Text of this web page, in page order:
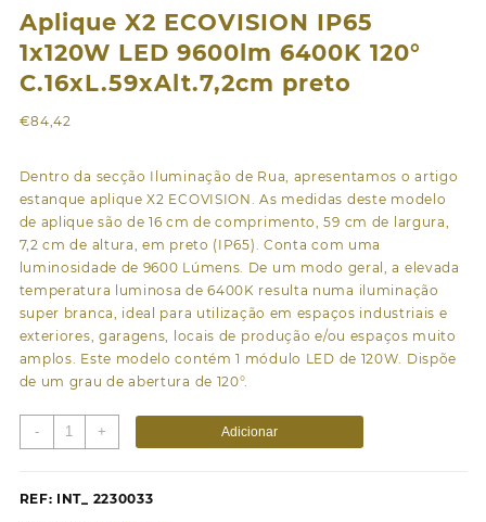
Aplique X2 ECOVISION IP65
1x120W LED 9600lm 6400K 120°
C.16xL.59xAlt.7,2cm preto
€84,42
Dentro da secção Iluminação de Rua, apresentamos o artigo
estanque aplique X2 ECOVISION. As medidas deste modelo
de aplique são de 16 cm de comprimento, 59 cm de largura,
7,2 cm de altura, em preto (IP65). Conta com uma
luminosidade de 9600 Lúmens. De um modo geral, a elevada
temperatura luminosa de 6400K resulta numa iluminação
super branca, ideal para utilização em espaços industriais e
exteriores, garagens, locais de produção e/ou espaços muito
amplos. Este modelo contém 1 módulo LED de 120W. Dispõe
de um grau de abertura de 120°.
-
Quantidade
de
X2
+ Adicionar
REF: INT_ 2230033